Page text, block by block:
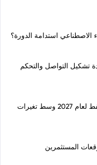
الاصطناعي استدامة الدورة؟
تشكيل التواصل والتحكم
جولدمان ساكس يخفض توقعات أسعار النفط لعام 2027 وسط تغيرات
المستثمرين